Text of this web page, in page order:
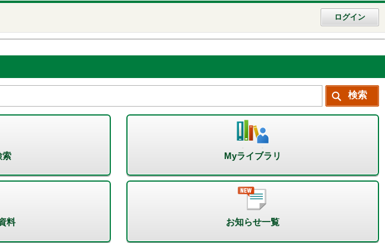
ログイン
索 Myライブラリ
料 お知らせ一覧